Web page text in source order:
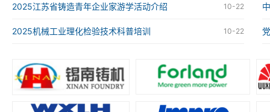
10-22
2025江苏省铸造青年企业家游学活动介绍
10-22
2025机械工业理化检验技术科普培训